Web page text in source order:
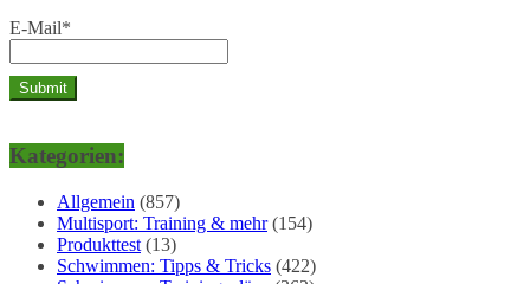
E-Mail*
Kategorien:
Allgemein (857)
Multisport: Training & mehr(154)
Produkttest (13)
Schwimmen: Tipps & Tricks (422)